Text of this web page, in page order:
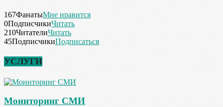
167ФанатыМне нравится
0ПодписчикиЧитать
210ЧитателиЧитать
45ПодписчикиПодписаться
УСЛУГИ
Мониторинг СМИ